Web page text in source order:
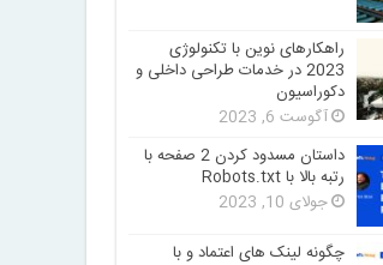
راهکارهای نوین با تکنولوژی
2023 در خدمات طراحی داخلی و
دکوراسیون
آگوست 6, 2023
داستان مسدود کردن 2 صفحه با
رتبه بالا با Robots.txt
جولای 10, 2023
چگونه لینک های اعتماد و با